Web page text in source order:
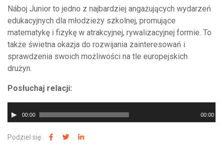
Náboj Junior to jedno z najbardziej angażujących wydarzeń
edukacyjnych dla młodzieży szkolnej, promujące
matematykę i fizykę w atrakcyjnej, rywalizacyjnej formie. To
także świetna okazja do rozwijania zainteresowań i
sprawdzenia swoich możliwości na tle europejskich
drużyn.
Posłuchaj relacji:
plików
dźwiękowych
00:00 00:00
Podziel się: